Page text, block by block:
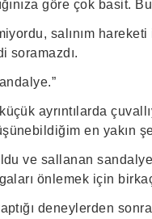
göre çok basit.
salınım
soramazdı.
ayrıntılarda
en yakın
ve sallanan
önlemek için
deneylerden